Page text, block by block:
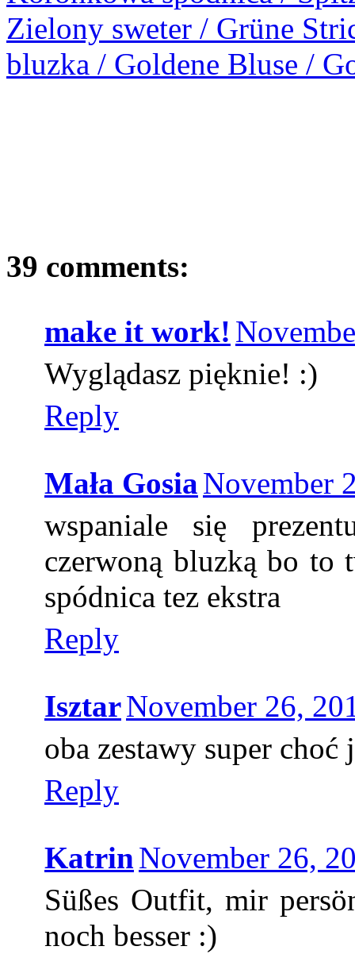
Zielony sweter / Grüne
bluzka / Goldene Bluse /
39 comments:
make it work!
Wyglądasz pięknie! :)
Reply
Mała GosiaNovember
wspaniale się
czerwoną bluzką bo
spódnica tez ekstra
Reply
IsztarNovember 26,
oba zestawy super
Reply
KatrinNovember 26,
Süßes Outfit, mir
noch besser :)